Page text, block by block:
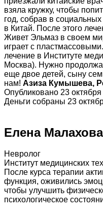
взяла кружку, чтобы
год, собрав в
в Китай. После этого
Живет Эльмаз в своем
играет с
лечение в Институте
Москва). Нужно
еще двое детей, сыну
нам! Азиза Кумышева,
Опубликовано 23
Деньги собраны 23
Елена Малахова
Невролог
Институт медицинских
После курса терапии
функция, оживились
чтобы улучшить
психологическое